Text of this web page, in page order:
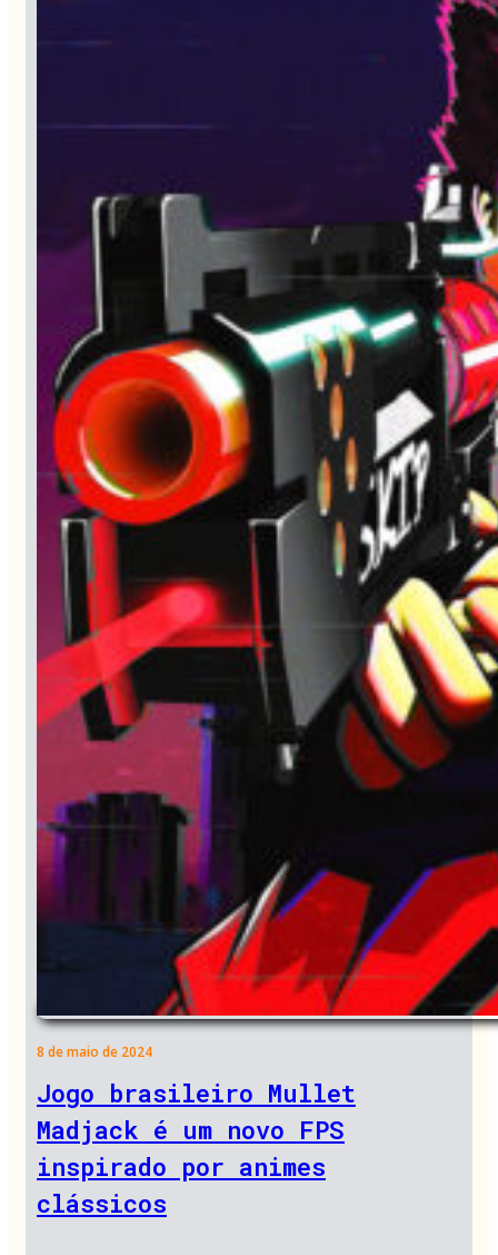
8 de maio de 2024
Jogo brasileiro Mullet
Madjack é um novo FPS
inspirado por animes
clássicos